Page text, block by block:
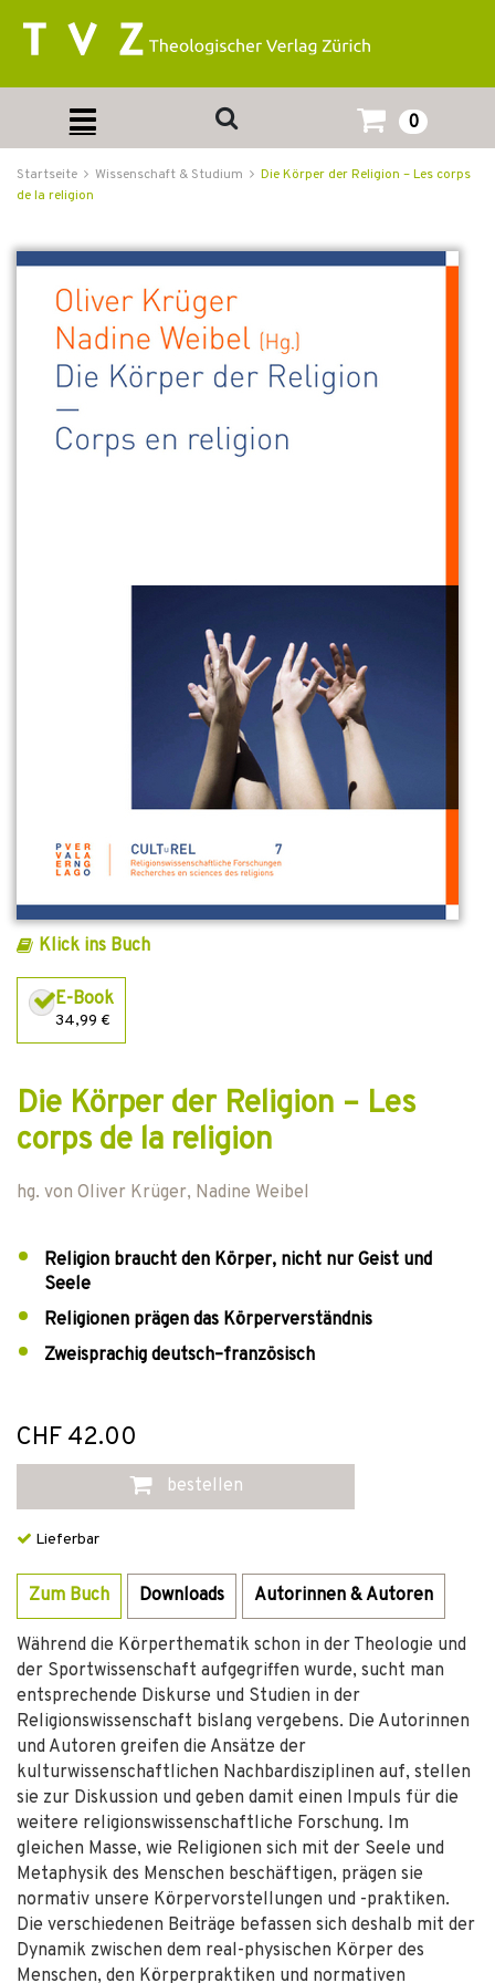
0
Startseite Wissenschaft & Studium
Die Körper der Religion – Les corps
de la religion
Klick ins Buch
E-Book
34,99 €
Die Körper der Religion – Les
corps de la religion
hg. von Oliver Krüger, Nadine Weibel
Religion braucht den Körper, nicht nur Geist und
Seele
Religionen prägen das Körperverständnis
Zweisprachig deutsch–französisch
CHF 42.00
bestellen
Lieferbar
Zum Buch Downloads Autorinnen & Autoren
Während die Körperthematik schon in der Theologie und
der Sportwissenschaft aufgegriffen wurde, sucht man
entsprechende Diskurse und Studien in der
Religionswissenschaft bislang vergebens. Die Autorinnen
und Autoren greifen die Ansätze der
kulturwissenschaftlichen Nachbardisziplinen auf, stellen
sie zur Diskussion und geben damit einen Impuls für die
weitere religionswissenschaftliche Forschung. Im
gleichen Masse, wie Religionen sich mit der Seele und
Metaphysik des Menschen beschäftigen, prägen sie
normativ unsere Körpervorstellungen und -praktiken.
Die verschiedenen Beiträge befassen sich deshalb mit der
Dynamik zwischen dem real-physischen Körper des
Menschen, den Körperpraktiken und normativen